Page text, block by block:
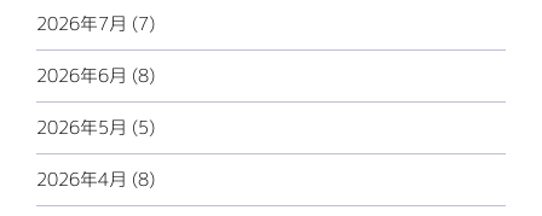
2026年7月 (7)
2026年6月 (8)
2026年5月 (5)
2026年4月 (8)